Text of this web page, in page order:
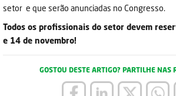
setor e que serão anunciadas no Congresso.
Todos os profissionais do setor devem
e 14 de novembro!
GOSTOU DESTE ARTIGO? PARTILHE NAS